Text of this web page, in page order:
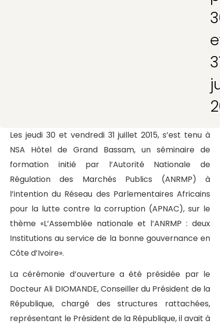
Les jeudi 30 et vendredi 31 juillet 2015, s’est tenu à
NSA Hôtel de Grand Bassam, un séminaire de
formation initié par l’Autorité Nationale de
Régulation des Marchés Publics (ANRMP) à
l’intention du Réseau des Parlementaires Africains
pour la lutte contre la corruption (APNAC), sur le
thème «L’Assemblée nationale et l’ANRMP : deux
Institutions au service de la bonne gouvernance en
Côte d’Ivoire».
La cérémonie d’ouverture a été présidée par le
Docteur Ali DIOMANDE, Conseiller du Président de la
République, chargé des structures rattachées,
représentant le Président de la République, il avait à